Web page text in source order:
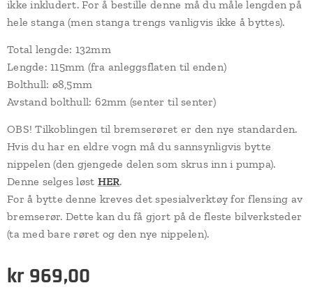
ikke inkludert. For å bestille denne må du måle lengden på
hele stanga (men stanga trengs vanligvis ikke å byttes).
Total lengde: 132mm
Lengde: 115mm (fra anleggsflaten til enden)
Bolthull: ø8,5mm
Avstand bolthull: 62mm (senter til senter)
OBS! Tilkoblingen til bremserøret er den nye standarden.
Hvis du har en eldre vogn må du sannsynligvis bytte
nippelen (den gjengede delen som skrus inn i pumpa).
Denne selges løst HER.
For å bytte denne kreves det spesialverktøy for flensing av
bremserør. Dette kan du få gjort på de fleste bilverksteder
(ta med bare røret og den nye nippelen).
kr 969,00